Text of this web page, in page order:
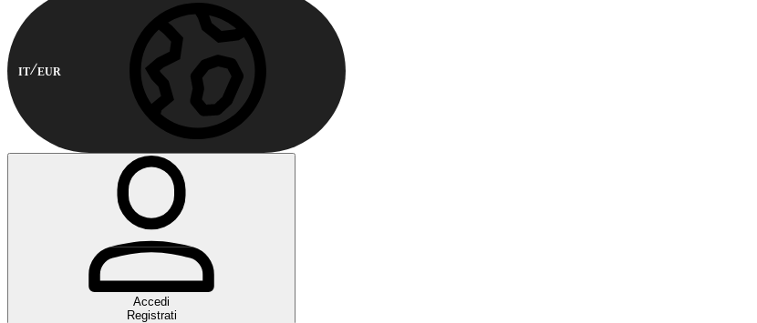
IT EUR
Accedi
Registrati